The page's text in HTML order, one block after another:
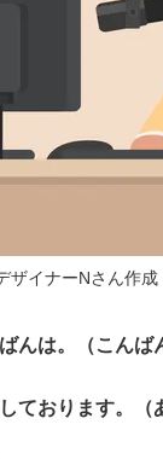
ザイナーNさん作成
んは。（こんば
ております。（